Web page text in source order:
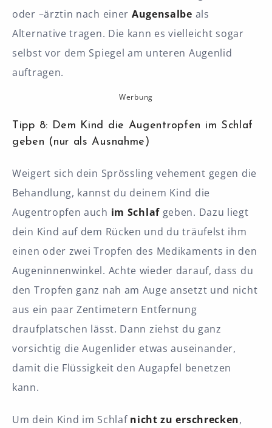
oder –ärztin nach einer Augensalbe als
Alternative tragen. Die kann es vielleicht sogar
selbst vor dem Spiegel am unteren Augenlid
auftragen.
Werbung
Tipp 8: Dem Kind die Augentropfen im Schlaf
geben (nur als Ausnahme)
Weigert sich dein Sprössling vehement gegen die
Behandlung, kannst du deinem Kind die
Augentropfen auch im Schlaf geben. Dazu liegt
dein Kind auf dem Rücken und du träufelst ihm
einen oder zwei Tropfen des Medikaments in den
Augeninnenwinkel. Achte wieder darauf, dass du
den Tropfen ganz nah am Auge ansetzt und nicht
aus ein paar Zentimetern Entfernung
draufplatschen lässt. Dann ziehst du ganz
vorsichtig die Augenlider etwas auseinander,
damit die Flüssigkeit den Augapfel benetzen
kann.
Um dein Kind im Schlaf nicht zu erschrecken,